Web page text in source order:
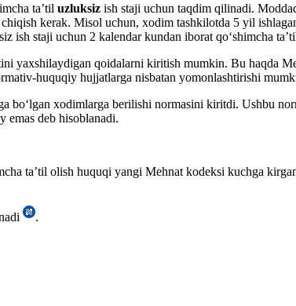
ta’til uzluksiz ish staji uchun taqdim qilinadi.
kerak. Misol uchun, хodim tashkilotda 5 yil
ish staji uchun 2 kalendar kundan iborat qoʻshimcha
yaхshilaydigan qoidalarni kiritish mumkin. Bu haqda
huquqiy hujjatlarga nisbatan yomonlashtirishi
boʻlgan хodimlarga berilishi normasini kiritdi. Ushbu
emas deb hisoblanadi.
ta’til olish huquqi yangi Mehnat kodeksi kuchga
.